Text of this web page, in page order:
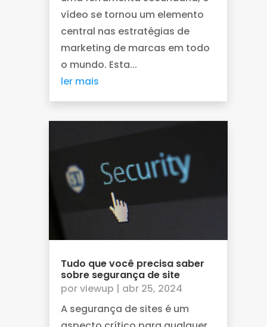
vídeo se tornou um elemento
central nas estratégias de
marketing de marcas em todo
o mundo. Esta...
ler mais
Tudo que você precisa saber
sobre segurança de site
porviewup | abr 25, 2024
A segurança de sites é um